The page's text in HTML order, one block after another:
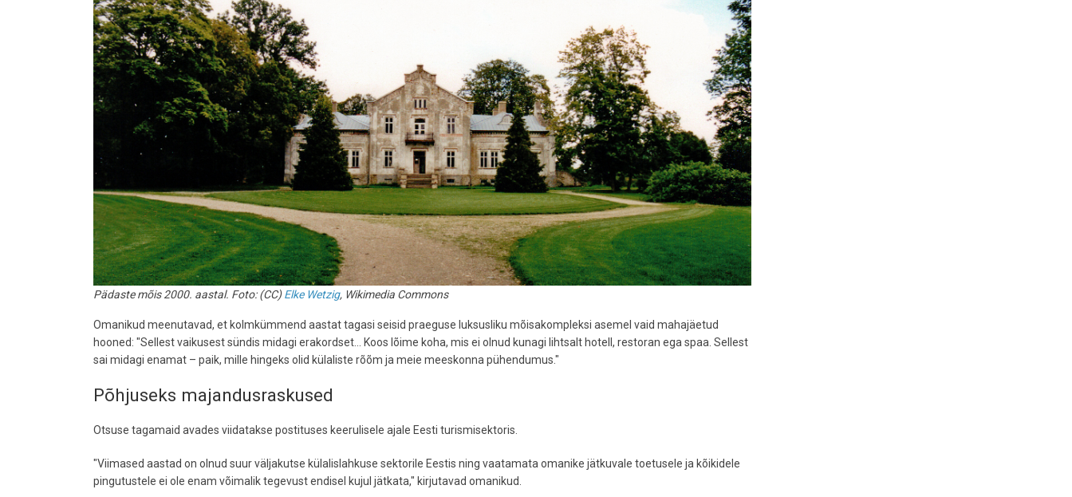
Pädaste mõis 2000. aastal. Foto: (CC)Elke Wetzig, Wikimedia Commons
Omanikud meenutavad, et kolmkümmend aastat tagasi seisid praeguse luksusliku mõisakompleksi asemel vaid mahajäetud
hooned: "Sellest vaikusest sündis midagi erakordset... Koos lõime koha, mis ei olnud kunagi lihtsalt hotell, restoran ega spaa. Sellest
sai midagi enamat – paik, mille hingeks olid külaliste rõõm ja meie meeskonna pühendumus."
Põhjuseks majandusraskused
Otsuse tagamaid avades viidatakse postituses keerulisele ajale Eesti turismisektoris.
"Viimased aastad on olnud suur väljakutse külalislahkuse sektorile Eestis ning vaatamata omanike jätkuvale toetusele ja kõikidele
pingutustele ei ole enam võimalik tegevust endisel kujul jätkata," kirjutavad omanikud.